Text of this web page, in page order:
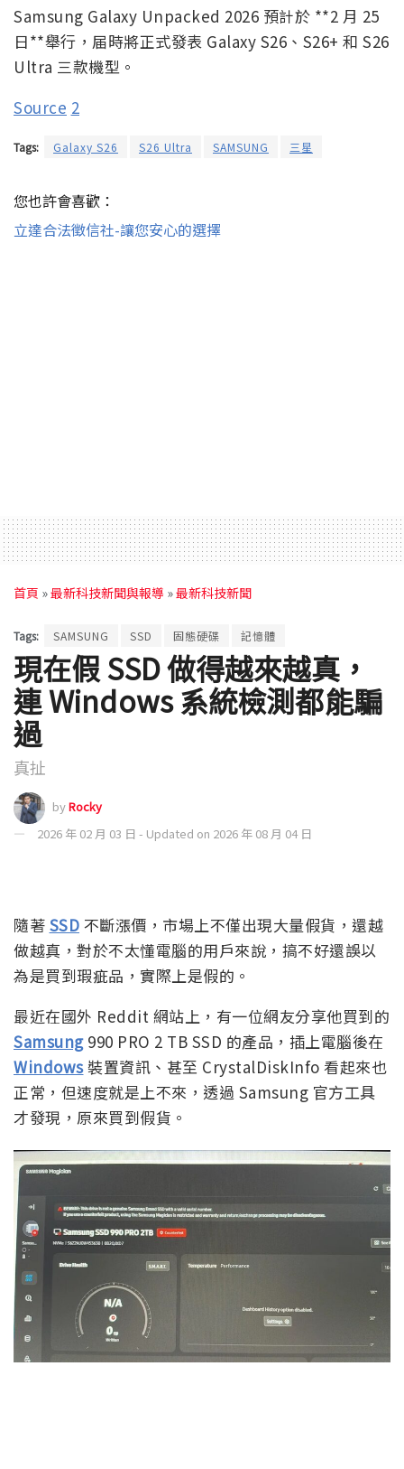
Samsung Galaxy Unpacked 2026 預計於 **2 月 25
日**舉行，届時將正式發表 Galaxy S26、S26+ 和 S26
Ultra 三款機型。
Source 2
Tags: Galaxy S26 S26 Ultra SAMSUNG 三星
您也許會喜歡：
立達合法徵信社-讓您安心的選擇
首頁 »最新科技新聞與報導 »最新科技新聞
Tags: SAMSUNG SSD 固態硬碟 記憶體
現在假 SSD 做得越來越真，
連 Windows 系統檢測都能騙
過
真扯
byRocky
2026 年 02 月 03 日 - Updated on 2026 年 08 月 04 日
隨著 SSD 不斷漲價，市場上不僅出現大量假貨，還越
做越真，對於不太懂電腦的用戶來說，搞不好還誤以
為是買到瑕疵品，實際上是假的。
最近在國外 Reddit 網站上，有一位網友分享他買到的
Samsung990 PRO 2 TB SSD 的產品，插上電腦後在
Windows裝置資訊、甚至 CrystalDiskInfo 看起來也
正常，但速度就是上不來，透過 Samsung 官方工具
才發現，原來買到假貨。